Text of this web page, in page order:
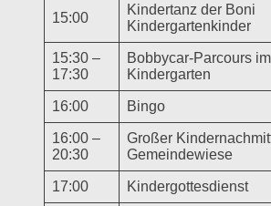
15:00
Kindertanz der Boni
Kindergartenkinder
15:30 –
17:30
Bobbycar-Parcours im
Kindergarten
16:00 Bingo
16:00 –
20:30
Großer
Gemeindewiese
17:00 Kindergottesdienst